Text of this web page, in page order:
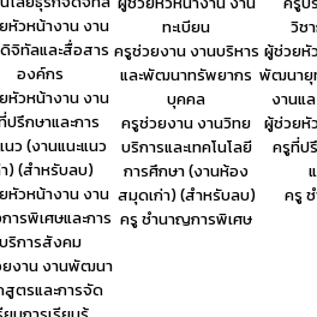
หัวหน้างาน งาน
จิทัลและสื่อสาร
องค์กร
หัวหน้างาน งาน
ปรึกษาและการ
นว (งานแนะแนว
า) (สำหรับลบ)
หัวหน้างาน งาน
ารพิเศษและการ
บริการสังคม
งาน งานพัฒนา
ตรและการจัด
ทะเบียน
ครูช่วยงาน งานบริหาร
และพัฒนาทรัพยากร
บุคคล
ครูช่วยงาน งานวิทย
บริการและเทคโนโลยี
การศึกษา (งานห้อง
สมุดเก่า) (สำหรับลบ)
ครู ชำนาญการพิเศษ
วิช
ผู้ช่วยหั
พัฒนายุ
งานแ
ผู้ช่วยหั
ครูที่ป
ครู